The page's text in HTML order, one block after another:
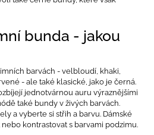
bunda - jakou
barvách - velbloudí, khaki,
- ale také klasické, jako je černá.
jednotvárnou auru výraznějšími
také bundy v živých barvách.
a vyberte si střih a barvu. Dámské
kontrastovat s barvami podzimu.